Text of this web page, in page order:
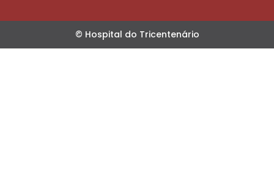
© Hospital do Tricentenário